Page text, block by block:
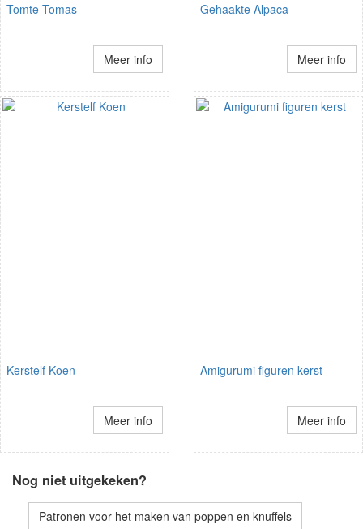
Tomte Tomas
Meer info
Gehaakte Alpaca
Meer info
Kerstelf Koen
Meer info
Amigurumi figuren kerst
Meer info
Nog niet uitgekeken?
Patronen voor het maken van poppen en knuffels